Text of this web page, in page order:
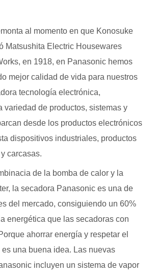
al momento en que Konosuke
Matsushita Electric Housewares
en 1918, en Panasonic hemos
mejor calidad de vida para nuestros
tecnología electrónica,
variedad de productos, sistemas y
desde los productos electrónicos
dispositivos industriales, productos
carcasas.
de la bomba de calor y la
la secadora Panasonic es una de
del mercado, consiguiendo un 60%
energética que las secadoras con
ahorrar energía y respetar el
una buena idea. Las nuevas
incluyen un sistema de vapor